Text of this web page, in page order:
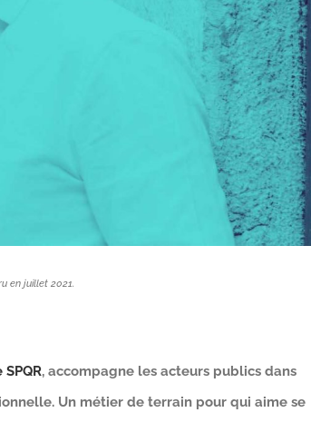
en juillet 2021.
, accompagne les acteurs publics dans
Un métier de terrain pour qui aime se